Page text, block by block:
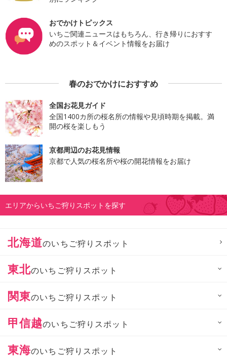
おでかけトピックス
いちご関連ニュースはもちろん、行き帰りにおすす
めのスポット＆イベント情報をお届け
春のおでかけにおすすめ
全国お花見ガイド
全国1400カ所の桜名所の情報や見頃時期を掲載。満
開の桜を楽しもう
京都周辺のお花見情報
京都で人気の桜名所や桜の開花情報をお届け
エリアからいちご狩りスポットを探す
北海道のいちご狩りスポット
東北のいちご狩りスポット
関東のいちご狩りスポット
甲信越のいちご狩りスポット
東海のいちご狩りスポット